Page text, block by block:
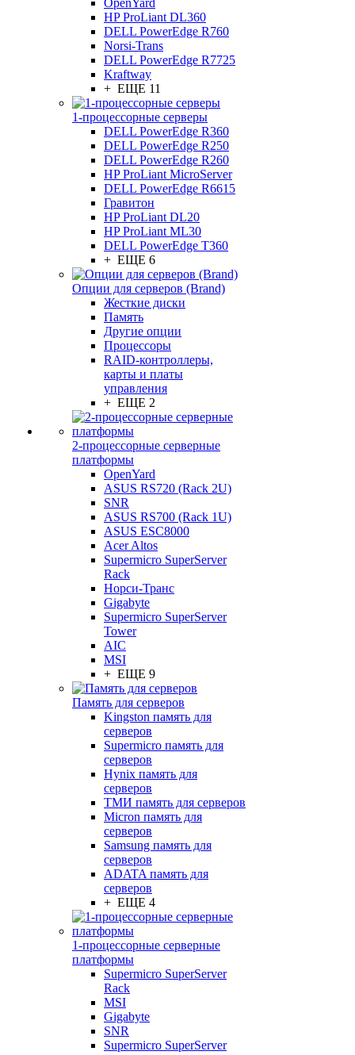
OpenYard
HP ProLiant DL360
DELL PowerEdge R760
Norsi-Trans
DELL PowerEdge R7725
Kraftway
+ ЕЩЕ 11
1-процессорные серверы
DELL PowerEdge R360
DELL PowerEdge R250
DELL PowerEdge R260
HP ProLiant MicroServer
DELL PowerEdge R6615
Гравитон
HP ProLiant DL20
HP ProLiant ML30
DELL PowerEdge T360
+ ЕЩЕ 6
Опции для серверов (Brand)
Жесткие диски
Память
Другие опции
Процессоры
RAID-контроллеры,
карты и платы
управления
+ ЕЩЕ 2
2-процессорные серверные
платформы
OpenYard
ASUS RS720 (Rack 2U)
SNR
ASUS RS700 (Rack 1U)
ASUS ESC8000
Acer Altos
Supermicro SuperServer
Rack
Норси-Транс
Gigabyte
Supermicro SuperServer
Tower
AIC
MSI
+ ЕЩЕ 9
Память для серверов
Kingston память для
серверов
Supermicro память для
серверов
Hynix память для
серверов
ТМИ память для серверов
Micron память для
серверов
Samsung память для
серверов
ADATA память для
серверов
+ ЕЩЕ 4
1-процессорные серверные
платформы
Supermicro SuperServer
Rack
MSI
Gigabyte
SNR
Supermicro SuperServer